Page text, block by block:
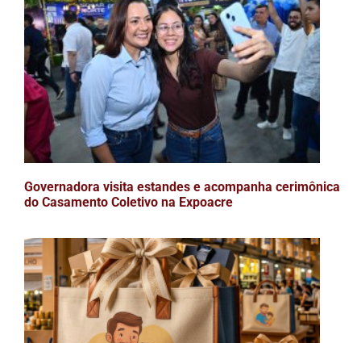
Governadora visita estandes e acompanha cerimônica
do Casamento Coletivo na Expoacre